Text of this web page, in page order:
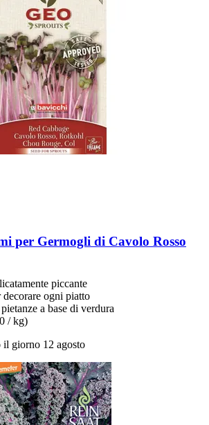
per Germogli di Cavolo Rosso
piccante
decorare ogni piatto
a base di verdura
/ kg)
il giorno 12 agosto